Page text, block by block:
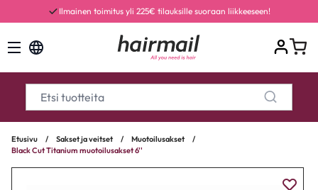
Ilmainen toimitus yli 225€ tilauksille suoraan liikkeeseen!
Etusivu / Sakset ja veitset / Muotoilusakset
/
Black Cut Titanium muotoilusakset 6''